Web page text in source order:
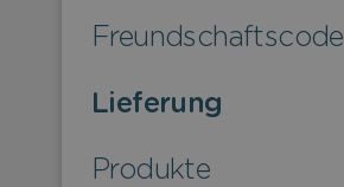
Freundschaftscode
Lieferung
Produkte